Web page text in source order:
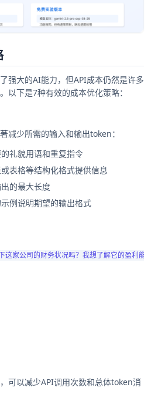
强大的AI能力，但API成本仍然是许多
以下是7种有效的成本优化策略：
减少所需的输入和输出token：
礼貌用语和重复指令
表格等结构化格式提供信息
的最大长度
例说明期望的输出格式
这家公司的财务状况吗？我想了解它的盈利能
可以减少API调用次数和总体token消